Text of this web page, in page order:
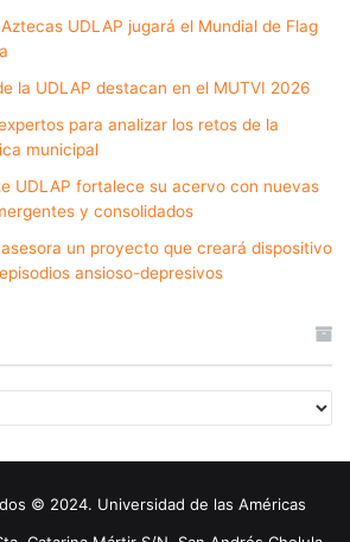
UDLAP jugará el Mundial de Flag
la UDLAP destacan en el MUTVI 2026
para analizar los retos de la
municipal
UDLAP fortalece su acervo con nuevas
y consolidados
un proyecto que creará dispositivo
ansioso-depresivos
© 2024. Universidad de las Américas